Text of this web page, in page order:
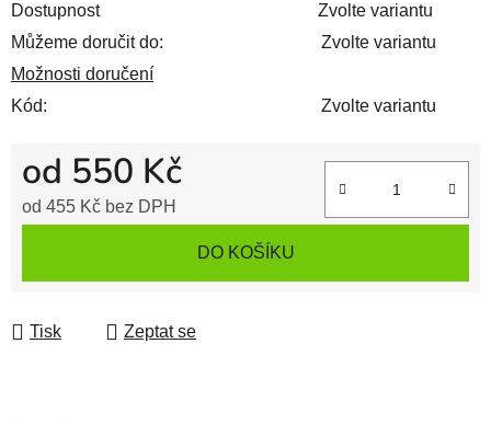
Dostupnost
Zvolte variantu
Můžeme doručit do:
Zvolte variantu
Možnosti doručení
Kód:
Zvolte variantu
od 550 Kč
od 455 Kč bez DPH
DO KOŠÍKU
Tisk Zeptat se